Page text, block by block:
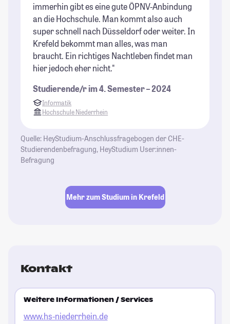
immerhin gibt es eine gute ÖPNV-Anbindung
an die Hochschule. Man kommt also auch
super schnell nach Düsseldorf oder weiter. In
Krefeld bekommt man alles, was man
braucht. Ein richtiges Nachtleben findet man
hier jedoch eher nicht."
Studierende/r im 4. Semester – 2024
Informatik
Hochschule Niederrhein
Quelle: HeyStudium-Anschlussfragebogen der CHE-
Studierendenbefragung, HeyStudium User:innen-
Befragung
Mehr zum Studium in Krefeld
Kontakt
Weitere Informationen / Services
www.hs-niederrhein.de